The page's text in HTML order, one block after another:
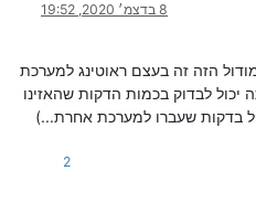
8 בדצמ׳ 2020, 19:52
הזה זה בעצם ראוטינג למערכת
לבדוק בכמות הדקות שהאזינו
בדקות שעברו למערכת אחרת...)
2